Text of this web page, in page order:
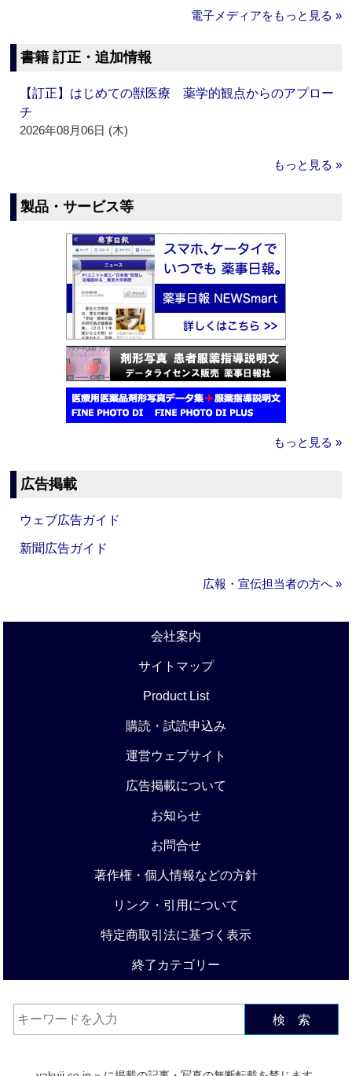
電子メディアをもっと見る »
書籍 訂正・追加情報
【訂正】はじめての獣医療 薬学的観点からのアプロー
チ
2026年08月06日 (木)
もっと見る »
製品・サービス等
もっと見る »
広告掲載
ウェブ広告ガイド
新聞広告ガイド
広報・宣伝担当者の方へ »
会社案内
サイトマップ
Product List
購読・試読申込み
運営ウェブサイト
広告掲載について
お知らせ
お問合せ
著作権・個人情報などの方針
リンク・引用について
特定商取引法に基づく表示
終了カテゴリー
検 索